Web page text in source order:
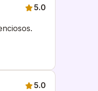
5.0
5.0